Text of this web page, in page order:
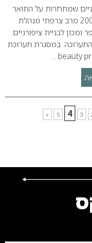
שמתחרות על התואר
אלופת ישראל בקישוטי ציפורניים 2007 מרב צרפתי מנהלת
לבניית ציפורניים.
ב31 ביולי בגני התערוכה. במסגרת תערוכת
3
4
5
»